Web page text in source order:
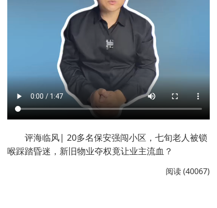
评海临风| 20多名保安强闯小区，七旬老人被锁
喉踩踏昏迷，新旧物业夺权竟让业主流血？
阅读 (40067)